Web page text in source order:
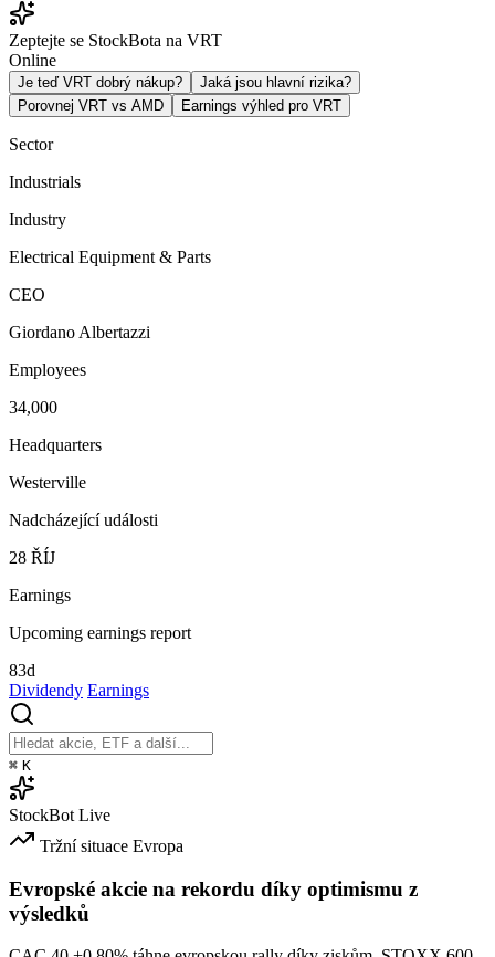
Zeptejte se StockBota na VRT
Online
Je teď VRT dobrý nákup?
Jaká jsou hlavní rizika?
Porovnej VRT vs AMD
Earnings výhled pro VRT
Sector
Industrials
Industry
Electrical Equipment & Parts
CEO
Giordano Albertazzi
Employees
34,000
Headquarters
Westerville
Nadcházející události
28 ŘÍJ
Earnings
Upcoming earnings report
83d
Dividendy Earnings
⌘ K
StockBot Live
Tržní situace Evropa
Evropské akcie na rekordu díky optimismu z
výsledků